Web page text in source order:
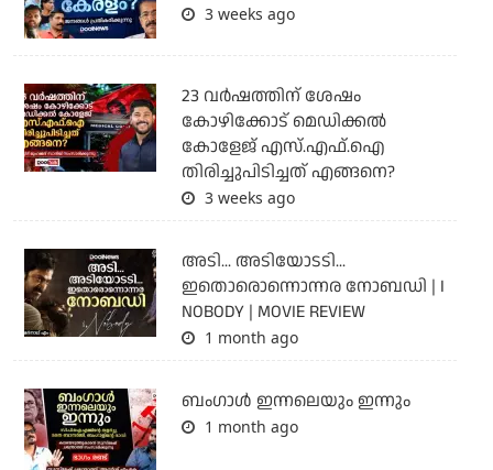
3 weeks ago
23 വർഷത്തിന് ശേഷം
കോഴിക്കോട് മെഡിക്കൽ
കോളേജ് എസ്.എഫ്.ഐ
തിരിച്ചുപിടിച്ചത് എങ്ങനെ?
3 weeks ago
അടി... അടിയോടടി...
ഇതൊരൊന്നൊന്നര നോബഡി | I
NOBODY | MOVIE REVIEW
1 month ago
ബംഗാള്‍ ഇന്നലെയും ഇന്നും
1 month ago